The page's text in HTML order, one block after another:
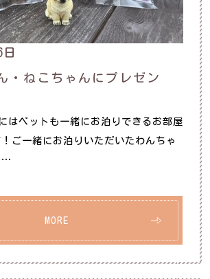
・ねこちゃんにプレゼン
にはペットも一緒にお泊りできるお部屋
ご一緒にお泊りいただいたわんちゃ
…
MORE